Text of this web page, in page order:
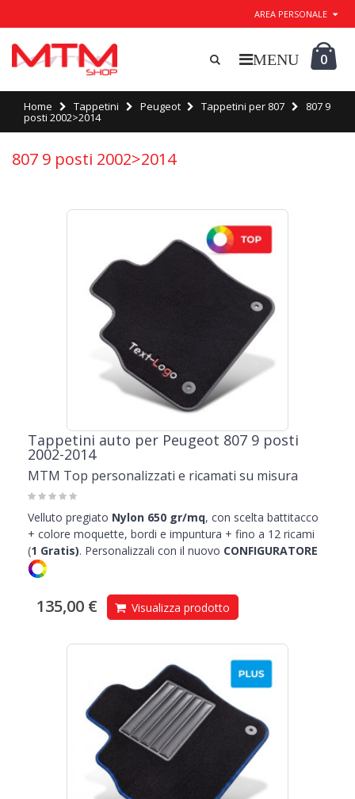
AREA PERSONALE
0
Home Tappetini Peugeot Tappetini per 807 807 9
posti 2002>2014
807 9 posti 2002>2014
Tappetini auto per Peugeot 807 9 posti
2002-2014
MTM Top personalizzati e ricamati su misura
Velluto pregiato Nylon 650 gr/mq, con scelta battitacco
+ colore moquette, bordi e impuntura + fino a 12 ricami
(1 Gratis). Personalizzali con il nuovo CONFIGURATORE
135,00 € Visualizza prodotto